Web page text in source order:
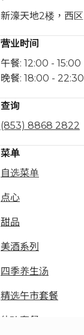
新濠天地2楼，西区
营业时间
午餐: 12:00 - 15:00
晚餐: 18:00 - 22:30
查询
(853) 8868 2822
菜单
自选菜单
点心
甜品
美酒系列
四季养生汤
精选午市套餐
体验套餐